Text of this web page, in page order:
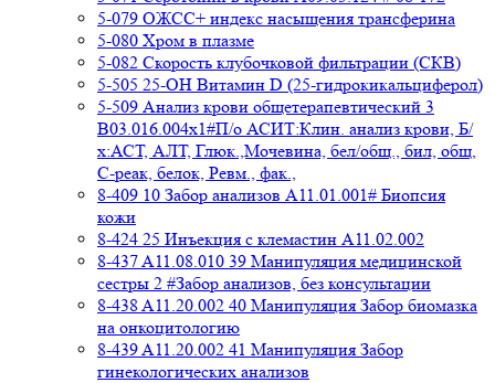
5-079 ОЖСС+ индекс насыщения трансферина
5-080 Хром в плазме
5-082 Скорость клубочковой фильтрации (СКВ)
5-505 25-ОН Витамин D (25-гидрокикальциферол)
5-509 Анализ крови общетерапевтический 3
B03.016.004x1#П/о АСИТ:Клин. анализ крови, Б/
х:АСТ, АЛТ, Глюк.,Мочевина, бел/общ., бил, общ,
C-реак, белок, Ревм., фак.,
8-409 10 Забор анализов A11.01.001# Биопсия
кожи
8-424 25 Инъекция с клемастин A11.02.002
8-437 A11.08.010 39 Манипуляция медицинской
сестры 2 #Забор анализов, без консультации
8-438 A11.20.002 40 Манипуляция Забор биомазка
на онкоцитологию
8-439 A11.20.002 41 Манипуляция Забор
гинекологических анализов